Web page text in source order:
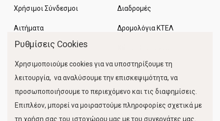
Χρήσιμοι Σύνδεσμοι
Αιτήματα
Διαδρομές
Δρομολόγια ΚΤΕΛ
Κίνηση Λιμένος
Ρυθμίσεις Cookies
Χρησιμοποιούμε cookies για να υποστηρίξουμε τη
λειτουργία, να αναλύσουμε την επισκεψιμότητα, να
προσωποποιήσουμε το περιεχόμενο και τις διαφημίσεις.
Επιπλέον, μπορεί να μοιραστούμε πληροφορίες σχετικά με
τη χρήση σας του ιστοχώρου μας με του συνεργάτες μας.